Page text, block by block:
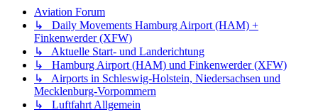
Aviation Forum
↳ Daily Movements Hamburg Airport (HAM) +
Finkenwerder (XFW)
↳ Aktuelle Start- und Landerichtung
↳ Hamburg Airport (HAM) und Finkenwerder (XFW)
↳ Airports in Schleswig-Holstein, Niedersachsen und
Mecklenburg-Vorpommern
↳ Luftfahrt Allgemein